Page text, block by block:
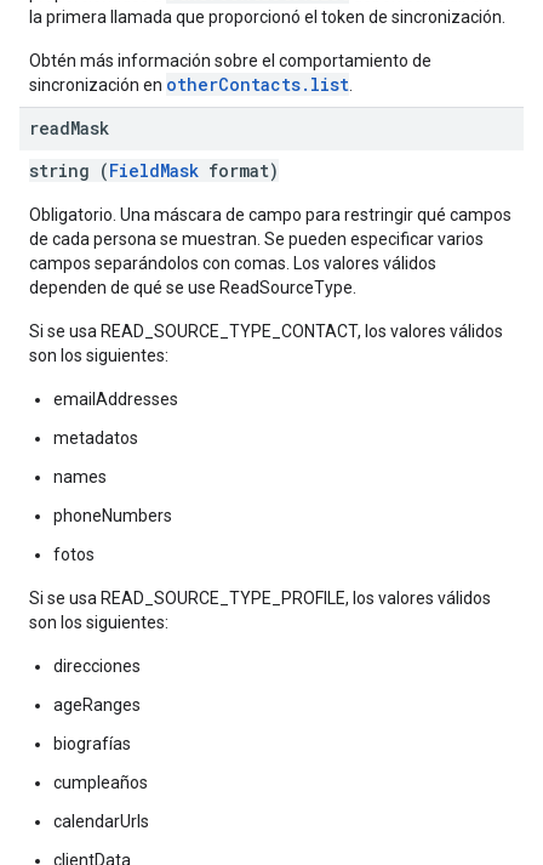
la primera llamada que proporcionó el token de sincronización.
Obtén más información sobre el comportamiento de
sincronización en otherContacts.list
readMask
string (FieldMask format)
Obligatorio. Una máscara de campo para restringir qué campos
de cada persona se muestran. Se pueden especificar varios
campos separándolos con comas. Los valores válidos
dependen de qué se use ReadSourceType.
Si se usa READ_SOURCE_TYPE_CONTACT, los valores válidos
son los siguientes:
emailAddresses
metadatos
names
phoneNumbers
fotos
Si se usa READ_SOURCE_TYPE_PROFILE, los valores válidos
son los siguientes:
direcciones
ageRanges
biografías
cumpleaños
calendarUrls
clientData